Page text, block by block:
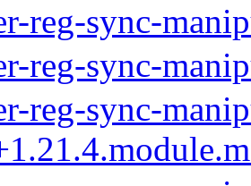
reg-sync-
reg-sync-
reg-sync-